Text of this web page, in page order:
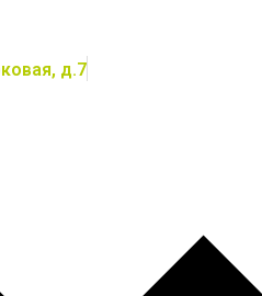
д.7